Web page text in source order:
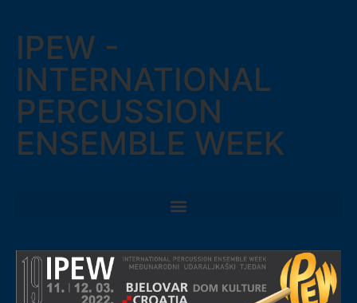
IPEW -
INTERNATIONAL
PERCUSSION
ENSEMBLE WEEK